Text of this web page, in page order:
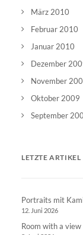
März 2010
Februar 2010
Januar 2010
Dezember
November
Oktober 2009
September
LETZTE ARTIKEL
Portraits mit
12. Juni 2026
Room with a